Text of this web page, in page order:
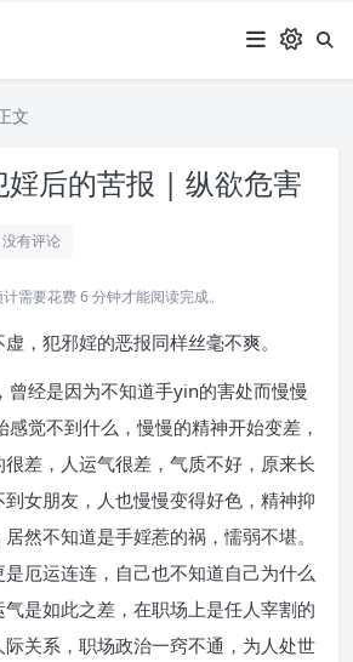
文
后的苦报 | 纵欲危害
没有评论
需要花费 6 分钟才能阅读完成。
，犯邪婬的恶报同样丝毫不爽。
曾经是因为不知道手yin的害处而慢慢
觉不到什么，慢慢的精神开始变差，
差，人运气很差，气质不好，原来长
女朋友，人也慢慢变得好色，精神抑
然不知道是手婬惹的祸，懦弱不堪。
厄运连连，自己也不知道自己为什么
是如此之差，在职场上是任人宰割的
关系，职场政治一窍不通，为人处世